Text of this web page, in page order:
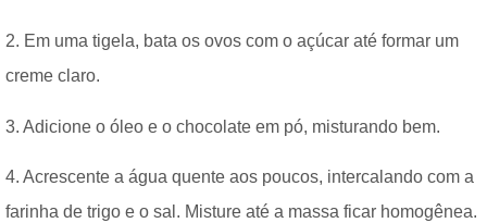
2. Em uma tigela, bata os ovos com o açúcar até formar um
creme claro.
3. Adicione o óleo e o chocolate em pó, misturando bem.
4. Acrescente a água quente aos poucos, intercalando com a
farinha de trigo e o sal. Misture até a massa ficar homogênea.